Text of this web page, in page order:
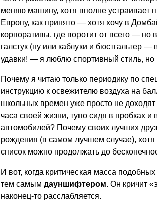
меняю машину, хотя вполне устраивает
Европу, как принято — хотя хочу в
корпоративы, где воротит от всего — но
галстук (ну или каблуки и бюстгальтер
удавки! — я люблю спортивный стиль,
Почему я читаю только периодику по
инструкцию к освежителю воздуха на
школьных времен уже просто не
часа своей жизни, тупо сидя в пробках
автомобилей? Почему своих лучших
рождения (в самом лучшем случае),
список можно продолжать до
И вот, когда критическая масса
тем самым дауншифтером. Он кричит
наконец-то расслабляется.